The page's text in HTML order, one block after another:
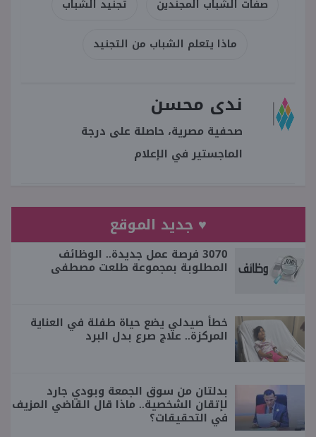
صفات الشباب المجندين تجنيد الشباب
ماذا يتعلم الشباب من التجنيد
ندى محسن
صحفية مصرية، حاصلة على درجة
الماجستير في الإعلام
♥ جديد الموقع
3070 فرصة عمل جديدة.. الوظائف
المطلوبة بمجموعة طلعت مصطفى
خطأ صيدلي يضع حياة طفلة في العناية
المركزة.. علاج صرع بدل البرد
بدلتان من سوق الجمعة وبودي جارد
لإتقان الشخصية.. ماذا قال القاضي المزيف
في التحقيقات؟